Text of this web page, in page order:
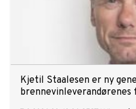
Kjetil Staalesen er ny
brennevinleverandørenes